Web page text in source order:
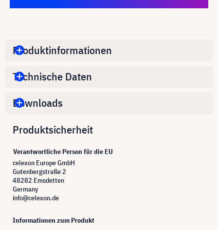
Produktinformationen
Technische Daten
Downloads
Produktsicherheit
Verantwortliche Person für die EU
celexon Europe GmbH
Gutenbergstraße 2
48282 Emsdetten
Germany
info@celexon.de
Informationen zum Produkt